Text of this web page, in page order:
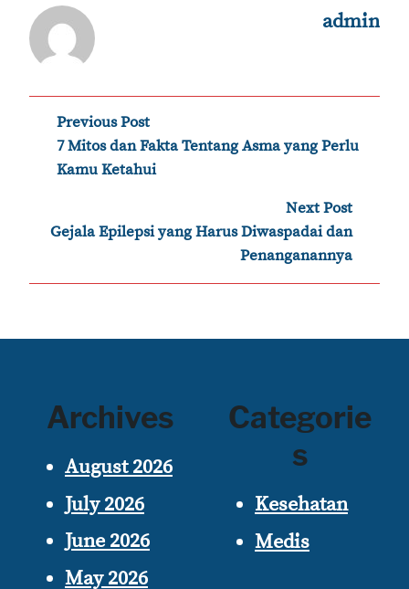
admin
Post
navigation
Previous Post
7 Mitos dan Fakta Tentang Asma yang Perlu
Kamu Ketahui
Next Post
Gejala Epilepsi yang Harus Diwaspadai dan
Penanganannya
Archives
August 2026
July 2026
June 2026
May 2026
Categorie
s
Kesehatan
Medis